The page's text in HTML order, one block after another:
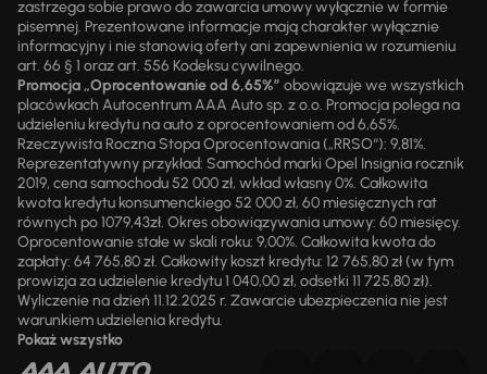
zastrzega sobie prawo do zawarcia umowy wyłącznie w formie
pisemnej. Prezentowane informacje mają charakter wyłącznie
informacyjny i nie stanowią oferty ani zapewnienia w rozumieniu
art. 66 § 1 oraz art. 556 Kodeksu cywilnego.
Promocja „Oprocentowanie od 6,65%” obowiązuje we wszystkich
placówkach Autocentrum AAA Auto sp. z o.o. Promocja polega na
udzieleniu kredytu na auto z oprocentowaniem od 6,65%.
Rzeczywista Roczna Stopa Oprocentowania („RRSO“): 9,81%.
Reprezentatywny przykład: Samochód marki Opel Insignia rocznik
2019, cena samochodu 52 000 zł, wkład własny 0%. Całkowita
kwota kredytu konsumenckiego 52 000 zł, 60 miesięcznych rat
równych po 1079,43zł. Okres obowiązywania umowy: 60 miesięcy.
Oprocentowanie stałe w skali roku: 9,00%. Całkowita kwota do
zapłaty: 64 765,80 zł. Całkowity koszt kredytu: 12 765,80 zł (w tym
prowizja za udzielenie kredytu 1 040,00 zł, odsetki 11 725,80 zł).
Wyliczenie na dzień 11.12.2025 r. Zawarcie ubezpieczenia nie jest
warunkiem udzielenia kredytu.
Pokaż wszystko